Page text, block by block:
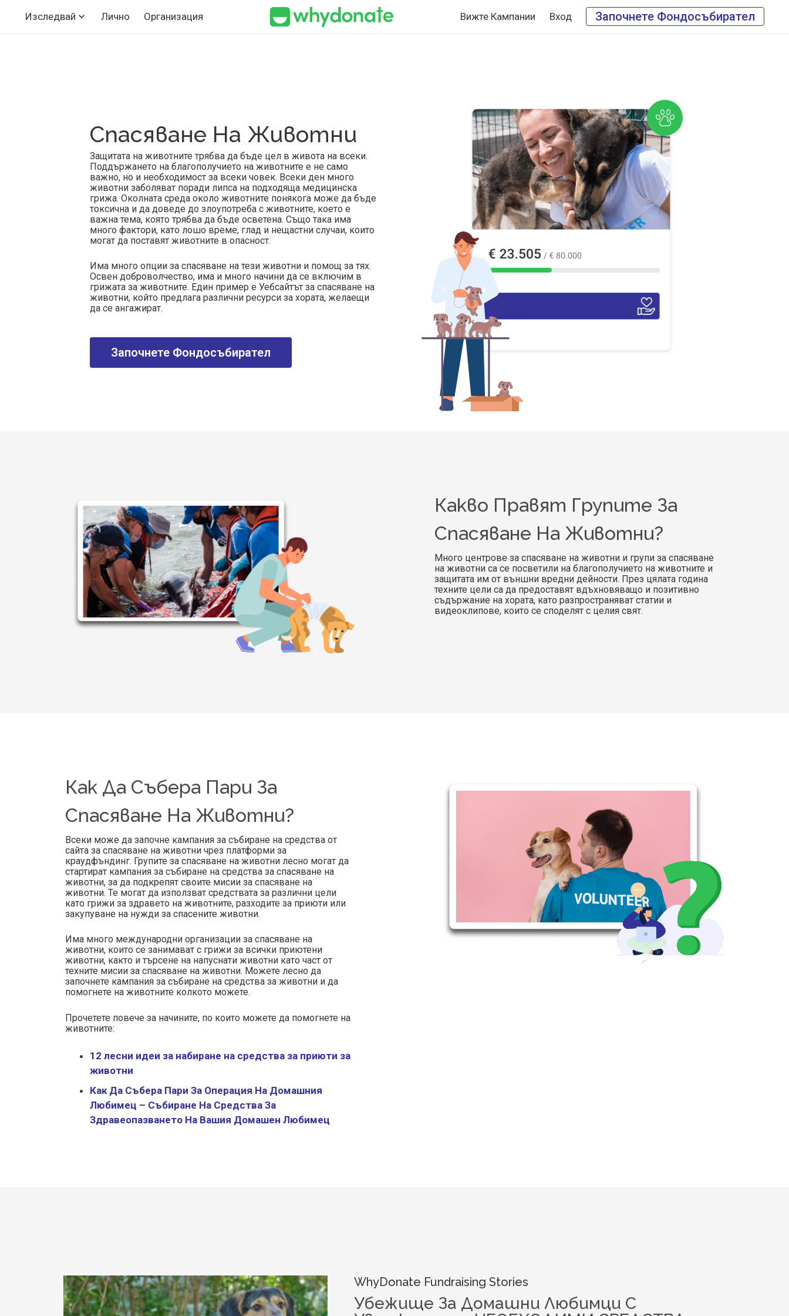
Изследвай Лично Организация Вижте Кампании Вход Започнете Фондосъбирател
Спасяване На Животни
Защитата на животните трябва да бъде цел в живота на всеки.
Поддържането на благополучието на животните е не само
важно, но и необходимост за всеки човек. Всеки ден много
животни заболяват поради липса на подходяща медицинска
грижа. Околната среда около животните понякога може да бъде
токсична и да доведе до злоупотреба с животните, което е
важна тема, която трябва да бъде осветена. Също така има
много фактори, като лошо време, глад и нещастни случаи, които
могат да поставят животните в опасност.
Има много опции за спасяване на тези животни и помощ за тях.
Освен доброволчество, има и много начини да се включим в
грижата за животните. Един пример е Уебсайтът за спасяване на
животни, който предлага различни ресурси за хората, желаещи
да се ангажират.
Започнете Фондосъбирател
Какво Правят Групите За
Спасяване На Животни?
Много центрове за спасяване на животни и групи за спасяване
на животни са се посветили на благополучието на животните и
защитата им от външни вредни дейности. През цялата година
техните цели са да предоставят вдъхновяващо и позитивно
съдържание на хората, като разпространяват статии и
видеоклипове, които се споделят с целия свят.
Как Да Събера Пари За
Спасяване На Животни?
Всеки може да започне кампания за събиране на средства от
сайта за спасяване на животни чрез платформи за
краудфъндинг. Групите за спасяване на животни лесно могат да
стартират кампания за събиране на средства за спасяване на
животни, за да подкрепят своите мисии за спасяване на
животни. Те могат да използват средствата за различни цели
като грижи за здравето на животните, разходите за приюти или
закупуване на нужди за спасените животни.
Има много международни организации за спасяване на
животни, които се занимават с грижи за всички приютени
животни, както и търсене на напуснати животни като част от
техните мисии за спасяване на животни. Можете лесно да
започнете кампания за събиране на средства за животни и да
помогнете на животните колкото можете.
Прочетете повече за начините, по които можете да помогнете на
животните:
12 лесни идеи за набиране на средства за приюти за
животни
Как Да Събера Пари За Операция На Домашния
Любимец – Събиране На Средства За
Здравеопазването На Вашия Домашен Любимец
WhyDonate Fundraising Stories
Убежище За Домашни Любимци С